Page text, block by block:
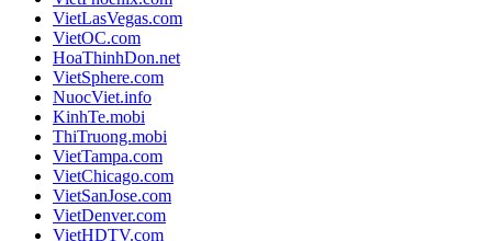
VietLasVegas.com
VietOC.com
HoaThinhDon.net
VietSphere.com
NuocViet.info
KinhTe.mobi
ThiTruong.mobi
VietTampa.com
VietChicago.com
VietSanJose.com
VietDenver.com
VietHDTV.com